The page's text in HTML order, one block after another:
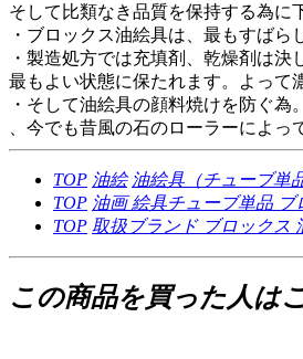
そして比類なき品質を保持する為に
・ブロックス油絵具は、最もすばら
・製造処方では充填剤、乾燥剤は決
最もよい状態に保たれます。よって
・そして油絵具の顔料焼けを防ぐ
、今でも昔風の石のローラーによっ
TOP 油絵 油絵具（チューブ単
TOP 油画絵具チューブ単品 ブ
TOP 取扱ブランド ブロックス
この商品を買った人は